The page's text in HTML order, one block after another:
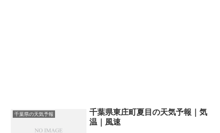
千葉県の天気予報
千葉県東庄町夏目の天気予報｜気
温｜風速